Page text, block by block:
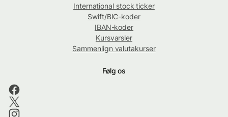
International stock ticker
Swift/BIC-koder
IBAN-koder
Kursvarsler
Sammenlign valutakurser
Følg os